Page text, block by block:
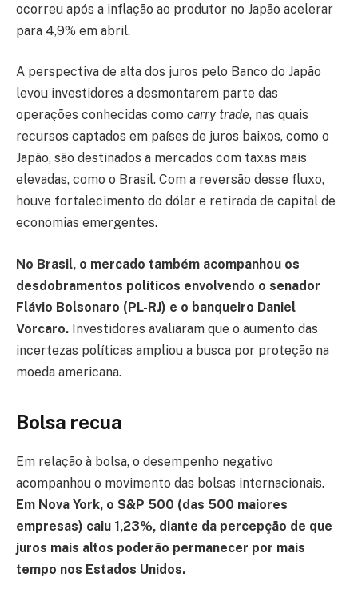
ocorreu após a inflação ao produtor no Japão acelerar
para 4,9% em abril.
A perspectiva de alta dos juros pelo Banco do Japão
levou investidores a desmontarem parte das
operações conhecidas como carry trade, nas quais
recursos captados em países de juros baixos, como o
Japão, são destinados a mercados com taxas mais
elevadas, como o Brasil. Com a reversão desse fluxo,
houve fortalecimento do dólar e retirada de capital de
economias emergentes.
No Brasil, o mercado também acompanhou os
desdobramentos políticos envolvendo o senador
Flávio Bolsonaro (PL-RJ) e o banqueiro Daniel
Vorcaro. Investidores avaliaram que o aumento das
incertezas políticas ampliou a busca por proteção na
moeda americana.
Bolsa recua
Em relação à bolsa, o desempenho negativo
acompanhou o movimento das bolsas internacionais.
Em Nova York, o S&P 500 (das 500 maiores
empresas) caiu 1,23%, diante da percepção de que
juros mais altos poderão permanecer por mais
tempo nos Estados Unidos.